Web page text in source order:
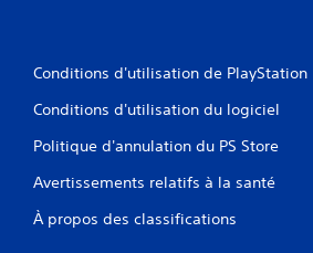
Conditions d'utilisation de PlayStation
Conditions d'utilisation du logiciel
Politique d'annulation du PS Store
Avertissements relatifs à la santé
À propos des classifications